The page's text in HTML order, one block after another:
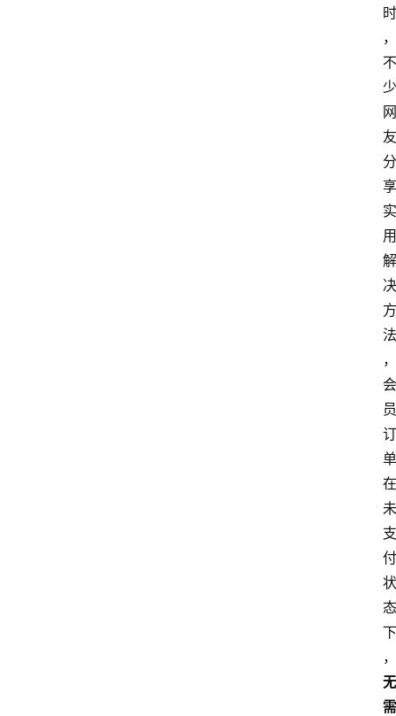
时
，
不
少
网
友
分
享
实
用
解
决
方
法
，
会
员
订
单
在
未
支
付
状
态
下
，
无
需